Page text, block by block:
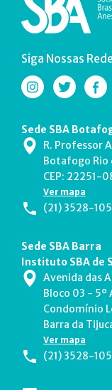
Siga Nossas
Sede SBA
R. Professor
Botafogo Rio
CEP: 22251-
Ver mapa
(21) 3528-
Sede SBA Barra
Instituto SBA de
Avenida das
Bloco 03 - 5º
Condomínio
Barra da
Ver mapa
(21) 3528-